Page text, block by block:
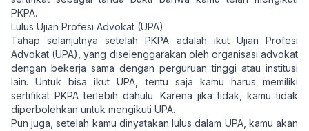
PKPA.
Lulus Ujian Profesi Advokat (UPA)
Tahap selanjutnya setelah PKPA adalah ikut Ujian Profesi
Advokat (UPA), yang diselenggarakan oleh organisasi advokat
dengan bekerja sama dengan perguruan tinggi atau institusi
lain. Untuk bisa ikut UPA, tentu saja kamu harus memiliki
sertifikat PKPA terlebih dahulu. Karena jika tidak, kamu tidak
diperbolehkan untuk mengikuti UPA.
Pun juga, setelah kamu dinyatakan lulus dalam UPA, kamu akan